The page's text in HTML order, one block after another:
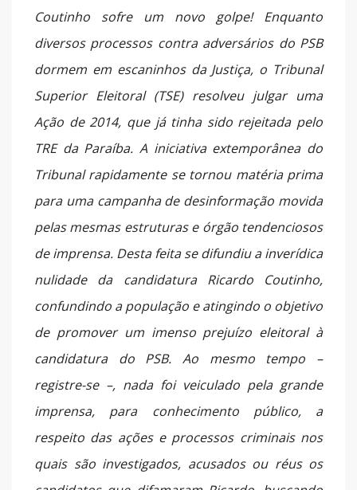
Coutinho sofre um novo golpe! Enquanto
diversos processos contra adversários do PSB
dormem em escaninhos da Justiça, o Tribunal
Superior Eleitoral (TSE) resolveu julgar uma
Ação de 2014, que já tinha sido rejeitada pelo
TRE da Paraíba. A iniciativa extemporânea do
Tribunal rapidamente se tornou matéria prima
para uma campanha de desinformação movida
pelas mesmas estruturas e órgão tendenciosos
de imprensa. Desta feita se difundiu a inverídica
nulidade da candidatura Ricardo Coutinho,
confundindo a população e atingindo o objetivo
de promover um imenso prejuízo eleitoral à
candidatura do PSB. Ao mesmo tempo –
registre-se –, nada foi veiculado pela grande
imprensa, para conhecimento público, a
respeito das ações e processos criminais nos
quais são investigados, acusados ou réus os